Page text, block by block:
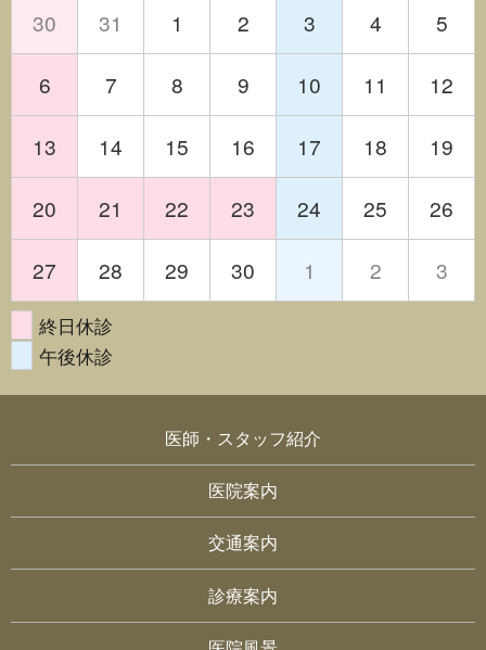
30 31 1 2 3 4 5
6 7 8 9 10 11 12
13 14 15 16 17 18 19
20 21 22 23 24 25 26
27 28 29 30 1 2 3
終日休診
午後休診
医師・スタッフ紹介
医院案内
交通案内
診療案内